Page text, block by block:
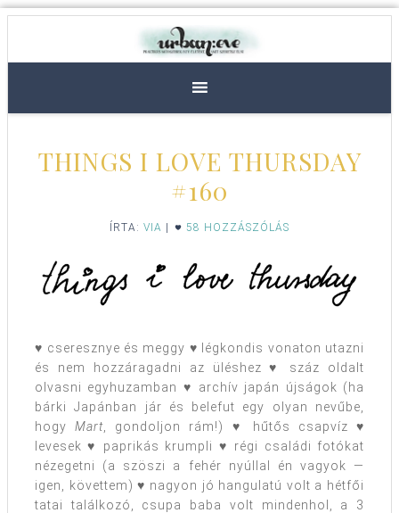
THINGS I LOVE THURSDAY
#160
ÍRTA: VIA 58 HOZZÁSZÓLÁS
♥ cseresznye és meggy ♥ légkondis vonaton utazni
és nem hozzáragadni az üléshez ♥ száz oldalt
olvasni egyhuzamban ♥ archív japán újságok (ha
bárki Japánban jár és belefut egy olyan nevűbe,
hogyMart , gondoljon rám!) ♥ hűtős csapvíz ♥
levesek ♥ paprikás krumpli ♥ régi családi fotókat
nézegetni (a szöszi a fehér nyúllal én vagyok —
igen, követtem) ♥ nagyon jó hangulatú volt a hétfői
tatai találkozó, csupa baba volt mindenhol, a 3